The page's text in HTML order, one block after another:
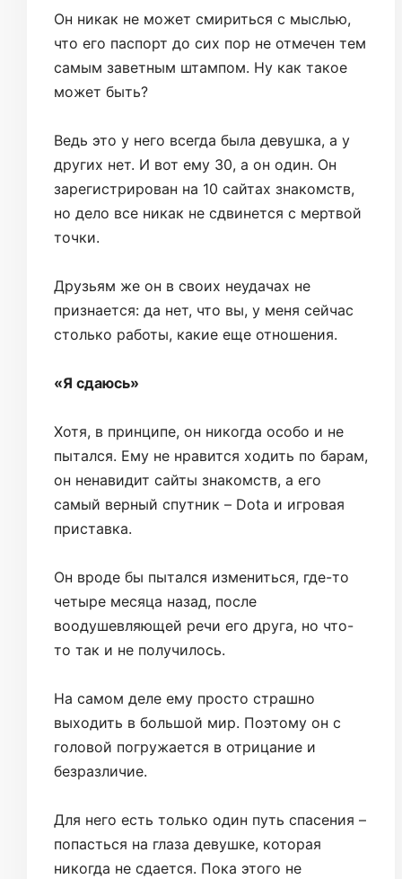
Он никак не может смириться с мыслью,
что его паспорт до сих пор не отмечен тем
самым заветным штампом. Ну как такое
может быть?
Ведь это у него всегда была девушка, а у
других нет. И вот ему 30, а он один. Он
зарегистрирован на 10 сайтах знакомств,
но дело все никак не сдвинется с мертвой
точки.
Друзьям же он в своих неудачах не
признается: да нет, что вы, у меня сейчас
столько работы, какие еще отношения.
«Я сдаюсь»
Хотя, в принципе, он никогда особо и не
пытался. Ему не нравится ходить по барам,
он ненавидит сайты знакомств, а его
самый верный спутник – Dota и игровая
приставка.
Он вроде бы пытался измениться, где-то
четыре месяца назад, после
воодушевляющей речи его друга, но что-
то так и не получилось.
На самом деле ему просто страшно
выходить в большой мир. Поэтому он с
головой погружается в отрицание и
безразличие.
Для него есть только один путь спасения –
попасться на глаза девушке, которая
никогда не сдается. Пока этого не